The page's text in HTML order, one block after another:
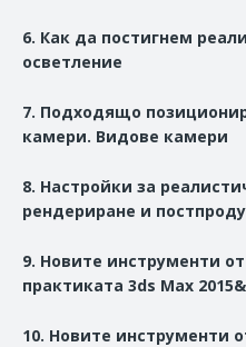
6. Как да постигнем
осветление
7. Подходящо
камери. Видове камери
8. Настройки за
рендериране и
9. Новите инструменти от
практиката 3ds Max
10. Новите инструменти